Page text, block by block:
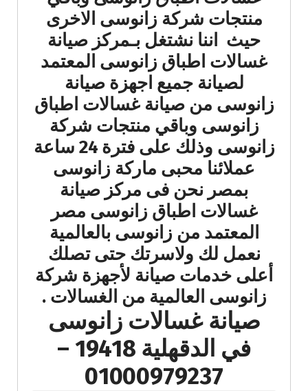
منتجات شركة زانوسى الاخرى
حيث اننا نشتغل بـمركز صيانة
غسالات اطباق زانوسى المعتمد
لصيانة جميع اجهزة صيانة
زانوسى من صيانة غسالات اطباق
زانوسى وباقي منتجات شركة
زانوسى وذلك على فترة 24 ساعة
عملائنا محبى ماركة زانوسى
بمصر نحن فى مركز صيانة
غسالات اطباق زانوسى مصر
المعتمد من زانوسى بالعالمية
نعمل لك ولاسرتك حتى تصلك
أعلى خدمات صيانة لأجهزة شركة
زانوسى العالمية من الغسالات .
صيانة غسالات زانوسى
في الدقهلية 19418 –
01000979237